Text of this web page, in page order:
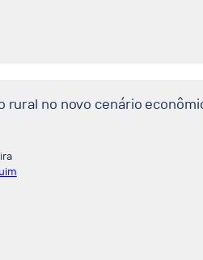
rural no novo cenário